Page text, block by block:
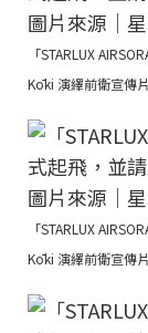
「STARLUX
Kōki 演繹前衛宣傳
「STARLUX
Kōki 演繹前衛宣傳